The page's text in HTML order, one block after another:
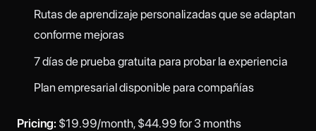
Rutas de aprendizaje personalizadas que se adaptan
conforme mejoras
7 días de prueba gratuita para probar la experiencia
Plan empresarial disponible para compañías
Pricing: $19.99/month, $44.99 for 3 months